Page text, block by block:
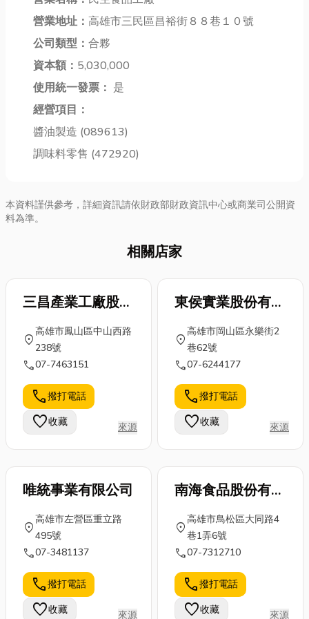
踩雷？ 如果你
有以上任何一
個困擾，那
有哪些岩盤浴
禁忌呢？別
岩盤浴的神秘
面紗，小編帶
是超級重要！
營業地址： 高雄市三民區昌裕街８８巷１０號
公司類型： 合夥
資本額： 5,030,000
使用統一發票： 是
經營項目：
醬油製造 (089613)
調味料零售 (472920)
本資料謹供參考，詳細資訊請依財政部財政資訊中心或商業司公開資
料為準。
相關店家
三昌產業工廠股份
有限公司
location_on
高雄市鳳山區中山西路
238號
call07-7463151
call撥打電話
favorite收藏 來源
東侯實業股份有限
公司
location_on
高雄市岡山區永樂街2
巷62號
call07-6244177
call撥打電話
favorite收藏 來源
唯統事業有限公司
location_on
高雄市左營區重立路
495號
call07-3481137
call撥打電話
favorite收藏 來源
南海食品股份有限
公司
location_on
高雄市鳥松區大同路4
巷1弄6號
call07-7312710
call撥打電話
favorite收藏 來源